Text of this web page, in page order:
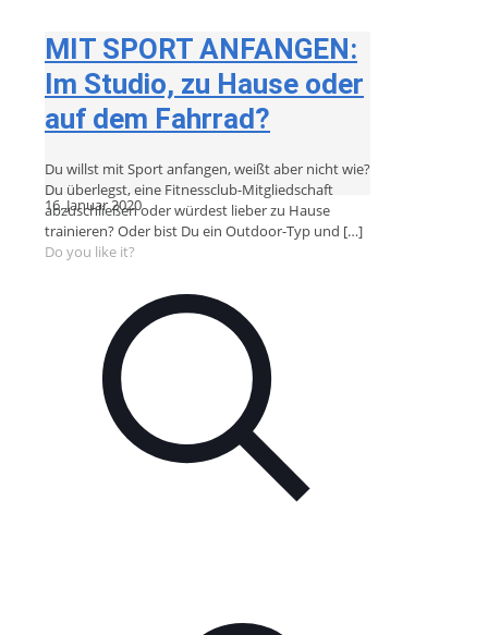
MIT SPORT ANFANGEN:
Im Studio, zu Hause oder
auf dem Fahrrad?
Du willst mit Sport anfangen, weißt aber nicht wie?
Du überlegst, eine Fitnessclub-Mitgliedschaft
abzuschließen oder würdest lieber zu Hause
trainieren? Oder bist Du ein Outdoor-Typ und […]
Do you like it?
16. Januar 2020